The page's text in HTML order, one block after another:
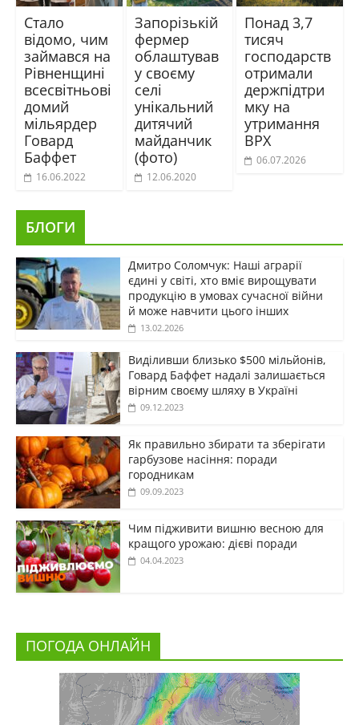
Стало
відомо, чим
займався на
Рівненщині
всесвітньові
домий
мільярдер
Говард
Баффет
16.06.2022
Запорізькій
фермер
облаштував
у своєму
селі
унікальний
дитячий
майданчик
(фото)
12.06.2020
Понад 3,7
тисяч
господарств
отримали
держпідтри
мку на
утримання
ВРХ
06.07.2026
БЛОГИ
Дмитро Соломчук: Наші аграрії
єдині у світі, хто вміє вирощувати
продукцію в умовах сучасної війни
й може навчити цього інших
13.02.2026
Виділивши близько $500 мільйонів,
Говард Баффет надалі залишається
вірним своєму шляху в Україні
09.12.2023
Як правильно збирати та зберігати
гарбузове насіння: поради
городникам
09.09.2023
Чим підживити вишню весною для
кращого урожаю: дієві поради
04.04.2023
ПОГОДА ОНЛАЙН